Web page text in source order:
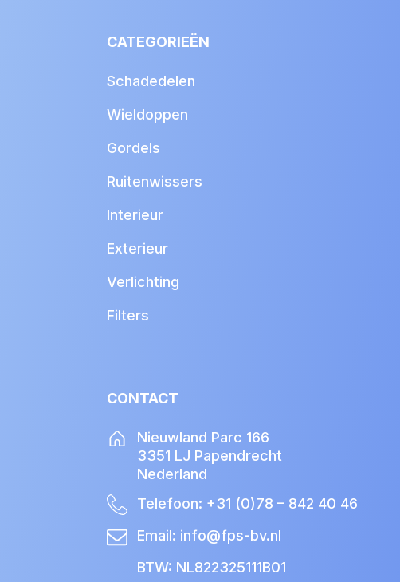
CATEGORIEËN
Schadedelen
Wieldoppen
Gordels
Ruitenwissers
Interieur
Exterieur
Verlichting
Filters
CONTACT
Nieuwland Parc 166
3351 LJ Papendrecht
Nederland
Telefoon: +31 (0)78 – 842 40 46
Email: info@fps-bv.nl
BTW: NL822325111B01